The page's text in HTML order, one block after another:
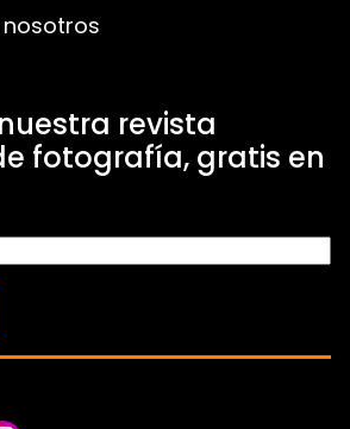
revista
fotografía, gratis en